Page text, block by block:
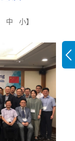
中 小】